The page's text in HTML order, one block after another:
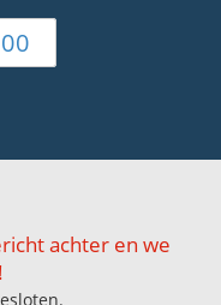
achter en we